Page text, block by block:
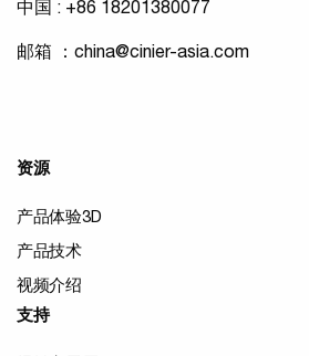
中国 : +86 18201380077
邮箱 ： china@cinier-asia.com
资源
产品体验3D
产品技术
视频介绍
支持